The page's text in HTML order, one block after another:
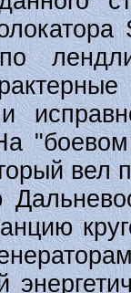
вел